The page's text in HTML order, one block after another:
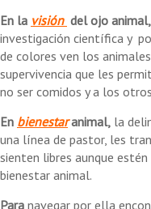
En la visión del ojo animal,
investigación científica y
de colores ven los
supervivencia que les
no ser comidos y a los
En bienestaranimal, la
una línea de pastor, les
sienten libres aunque
bienestar animal.
Para navegar por ella